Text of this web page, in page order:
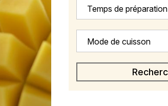
Temps de préparation
Mode de cuisson